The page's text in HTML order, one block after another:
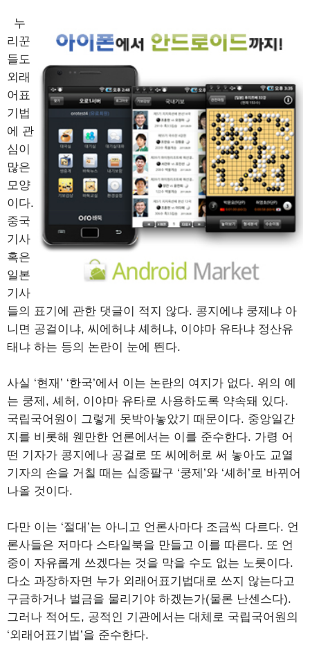
누
리꾼
들도
외래
어표
기법
에 관
심이
많은
모양
이다.
중국
기사
혹은
일본
기사
들의 표기에 관한 댓글이 적지 않다. 콩지에냐 쿵제냐 아
니면 공걸이냐, 씨에허냐 셰허냐, 이야마 유타냐 정산유
태냐 하는 등의 논란이 눈에 띈다.
사실 ‘현재’ ‘한국’에서 이는 논란의 여지가 없다. 위의 예
는 쿵제, 셰허, 이야마 유타로 사용하도록 약속돼 있다.
국립국어원이 그렇게 못박아놓았기 때문이다. 중앙일간
지를 비롯해 웬만한 언론에서는 이를 준수한다. 가령 어
떤 기자가 콩지에나 공걸로 또 씨에허로 써 놓아도 교열
기자의 손을 거칠 때는 십중팔구 ‘쿵제’와 ‘셰허’로 바뀌어
나올 것이다.
다만 이는 ‘절대’는 아니고 언론사마다 조금씩 다르다. 언
론사들은 저마다 스타일북을 만들고 이를 따른다. 또 언
중이 자유롭게 쓰겠다는 것을 막을 수도 없는 노릇이다.
다소 과장하자면 누가 외래어표기법대로 쓰지 않는다고
구금하거나 벌금을 물리기야 하겠는가(물론 난센스다).
그러나 적어도, 공적인 기관에서는 대체로 국립국어원의
‘외래어표기법’을 준수한다.